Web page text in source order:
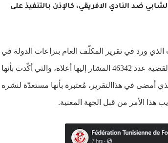
ضد النادي الافريقي، كالإذن بالتنفيذ على
ورد في تقرير المكلّف العام بنزاعات الدولة في
عدد 46342 المشار إليها أعلاه، والتي أكّدت بأنها
أمضى في هذاالتقرير، مُعتبرة بأنها مستعدّة لنشره
هذا الأمر من قبل الجهة المعنية.